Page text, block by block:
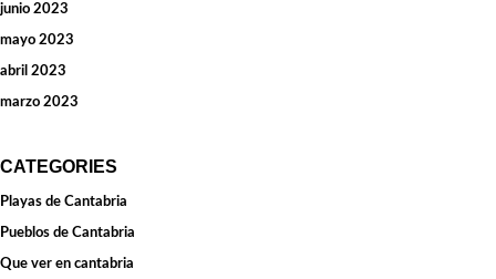
junio 2023
mayo 2023
abril 2023
marzo 2023
CATEGORIES
Playas de Cantabria
Pueblos de Cantabria
Que ver en cantabria